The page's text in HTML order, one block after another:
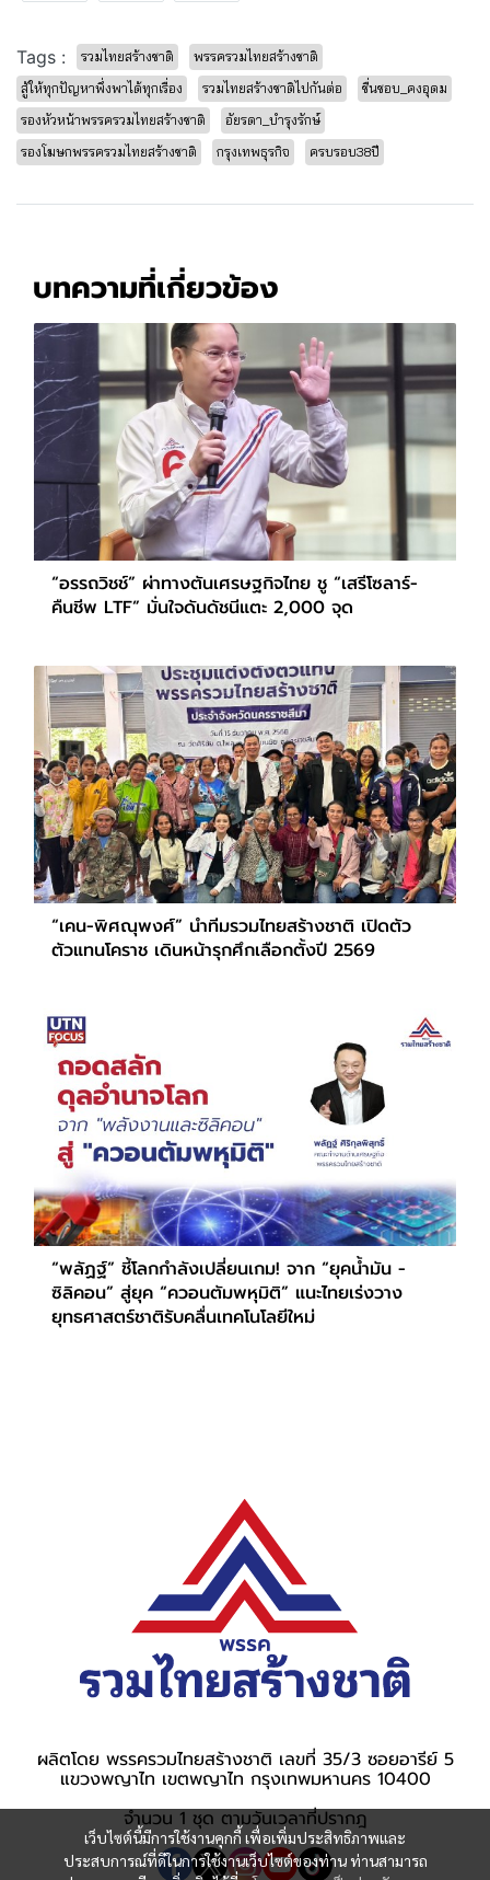
Tags : รวมไทยสร้างชาติ
พรรครวมไทยสร้างชาติ
สู้ให้ทุกปัญหาพึ่งพาได้ทุกเรื่อง
รวมไทยสร้างชาติไปกันต่อ
ชื่นชอบ_คงอุดม
รองหัวหน้าพรรครวมไทยสร้างชาติ
อัยรดา_บำรุงรักษ์
รองโฆษกพรรครวมไทยสร้างชาติ
กรุงเทพธุรกิจ ครบรอบ38ปี
บทความที่เกี่ยวข้อง
“อรรถวิชช์” ผ่าทางตันเศรษฐกิจไทย ชู “เสรีโซลาร์-
คืนชีพ LTF” มั่นใจดันดัชนีแตะ 2,000 จุด
“เคน-พิศณุพงศ์” นำทีมรวมไทยสร้างชาติ เปิดตัว
ตัวแทนโคราช เดินหน้ารุกศึกเลือกตั้งปี 2569
“พลัฏฐ์” ชี้โลกกำลังเปลี่ยนเกม! จาก “ยุคน้ำมัน -
ซิลิคอน” สู่ยุค “ควอนตัมพหุมิติ” แนะไทยเร่งวาง
ยุทธศาสตร์ชาติรับคลื่นเทคโนโลยีใหม่
เว็บไซต์นี้มีการใช้งานคุกกี้ เพื่อเพิ่มประสิทธิภาพและ
ประสบการณ์ที่ดีในการใช้งานเว็บไซต์ของท่าน ท่านสามารถ
ผลิตโดย พรรครวมไทยสร้างชาติ เลขที่ 35/3 ซอยอารีย์ 5
แขวงพญาไท เขตพญาไท กรุงเทพมหานคร 10400
จำนวน 1 ชุด ตามวันเวลาที่ปรากฎ